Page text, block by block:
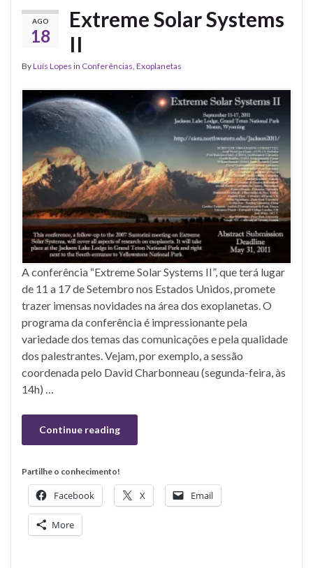
AGO
18
Extreme Solar Systems
II
ByLuís Lopes in Conferências, Exoplanetas
A conferência “Extreme Solar Systems II”, que terá lugar
de 11 a 17 de Setembro nos Estados Unidos, promete
trazer imensas novidades na área dos exoplanetas. O
programa da conferência é impressionante pela
variedade dos temas das comunicações e pela qualidade
dos palestrantes. Vejam, por exemplo, a sessão
coordenada pelo David Charbonneau (segunda-feira, às
14h) …
Continue reading
Partilhe o conhecimento!
Facebook X Email
More